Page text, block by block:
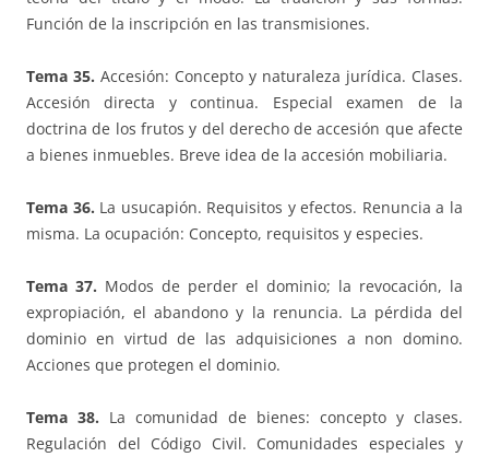
Función de la inscripción en las transmisiones.
Tema 35. Accesión: Concepto y naturaleza jurídica. Clases.
Accesión directa y continua. Especial examen de la
doctrina de los frutos y del derecho de accesión que afecte
a bienes inmuebles. Breve idea de la accesión mobiliaria.
Tema 36. La usucapión. Requisitos y efectos. Renuncia a la
misma. La ocupación: Concepto, requisitos y especies.
Tema 37. Modos de perder el dominio; la revocación, la
expropiación, el abandono y la renuncia. La pérdida del
dominio en virtud de las adquisiciones a non domino.
Acciones que protegen el dominio.
Tema 38. La comunidad de bienes: concepto y clases.
Regulación del Código Civil. Comunidades especiales y